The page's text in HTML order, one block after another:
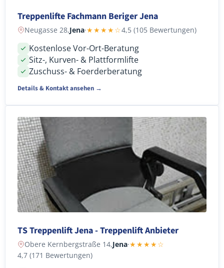
Treppenlifte Fachmann Beriger Jena
Neugasse 28,Jena·★★★★☆4,5 (105 Bewertungen)
Kostenlose Vor-Ort-Beratung
Sitz-, Kurven- & Plattformlifte
Zuschuss- & Foerderberatung
Details & Kontakt ansehen →
TS Treppenlift Jena - Treppenlift Anbieter
Obere Kernbergstraße 14,Jena·★★★★☆
4,7 (171 Bewertungen)